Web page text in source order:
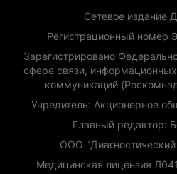
Сетевое издание
Регистрационный
Зарегистрировано
сфере связи,
коммуникаций
Учредитель: Акционерное
Главный редактор:
ООО "Диагностический
Медицинская лицензия